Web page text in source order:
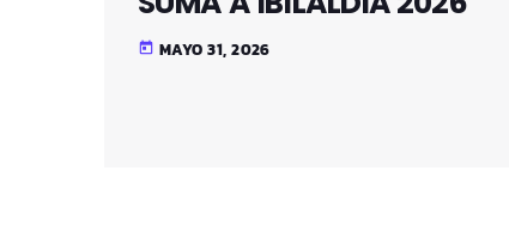
today MAYO 31, 2026